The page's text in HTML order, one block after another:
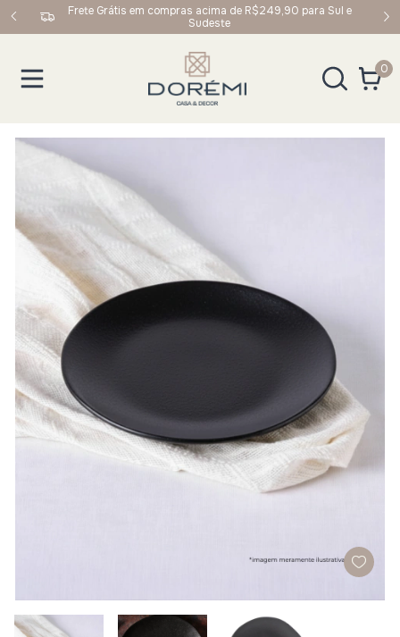
Frete Grátis em compras acima de R$249,90 para Sul e
Sudeste
0